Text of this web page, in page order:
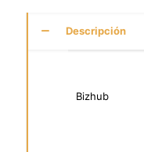
Descripción